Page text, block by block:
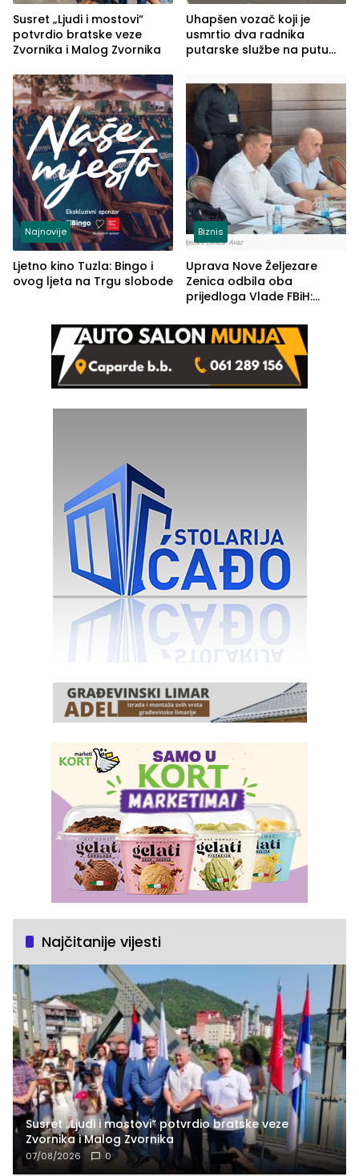
Susret „Ljudi i mostovi“
potvrdio bratske veze
Zvornika i Malog Zvornika
Uhapšen vozač koji je
usmrtio dva radnika
putarske službe na putu
(FOTO)
Najnovije
Ljetno kino Tuzla: Bingo i
ovog ljeta na Trgu slobode
Biznis
Uprava Nove Željezare
Zenica odbila oba
prijedloga Vlade FBiH:
rješenje
Najčitanije vijesti
Susret „Ljudi i mostovi“ potvrdio bratske veze
Zvornika i Malog Zvornika
07/08/2026 0